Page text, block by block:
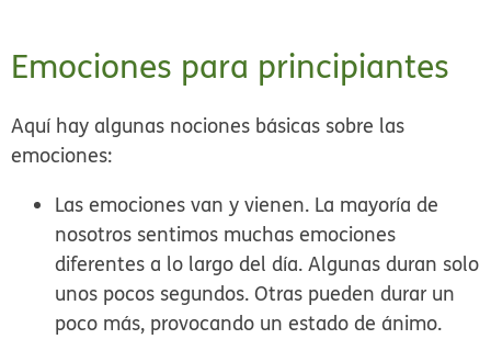
Emociones para principiantes
Aquí hay algunas nociones básicas sobre las
emociones:
Las emociones van y vienen. La mayoría de
nosotros sentimos muchas emociones
diferentes a lo largo del día. Algunas duran solo
unos pocos segundos. Otras pueden durar un
poco más, provocando un estado de ánimo.